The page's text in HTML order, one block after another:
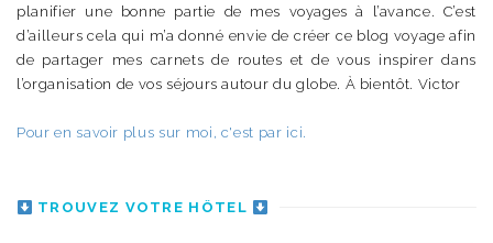
planifier une bonne partie de mes voyages à l’avance. C’est
d’ailleurs cela qui m’a donné envie de créer ce blog voyage afin
de partager mes carnets de routes et de vous inspirer dans
l’organisation de vos séjours autour du globe. À bientôt. Victor
Pour en savoir plus sur moi, c'est par ici.
TROUVEZ VOTRE HÔTEL